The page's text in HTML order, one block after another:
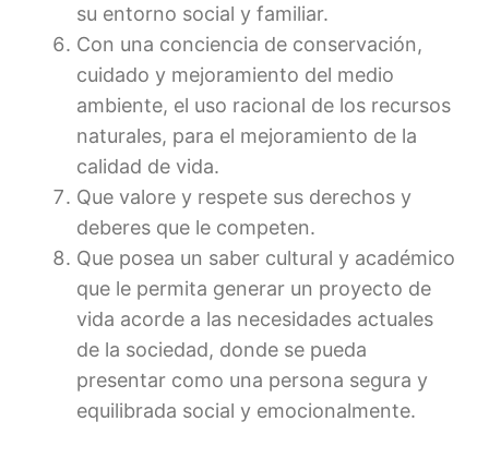
su entorno social y familiar.
Con una conciencia de conservación,
cuidado y mejoramiento del medio
ambiente, el uso racional de los recursos
naturales, para el mejoramiento de la
calidad de vida.
Que valore y respete sus derechos y
deberes que le competen.
Que posea un saber cultural y académico
que le permita generar un proyecto de
vida acorde a las necesidades actuales
de la sociedad, donde se pueda
presentar como una persona segura y
equilibrada social y emocionalmente.